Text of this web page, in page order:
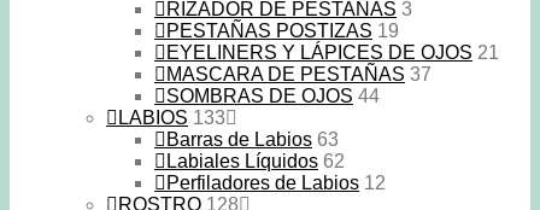
RIZADOR DE PESTAÑAS 3
PESTAÑAS POSTIZAS 19
EYELINERS Y LÁPICES DE OJOS 21
MASCARA DE PESTAÑAS 37
SOMBRAS DE OJOS 44
LABIOS 133
Barras de Labios 63
Labiales Líquidos 62
Perfiladores de Labios 12
ROSTRO 128